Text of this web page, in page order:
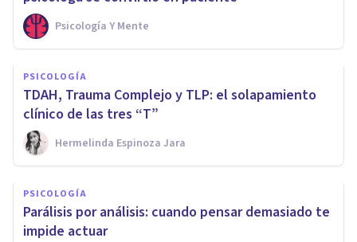
Psicología Y Mente
PSICOLOGÍA
TDAH, Trauma Complejo y TLP: el solapamiento
clínico de las tres “T”
Hermelinda Espinoza Jara
PSICOLOGÍA
Parálisis por análisis: cuando pensar demasiado te
impide actuar